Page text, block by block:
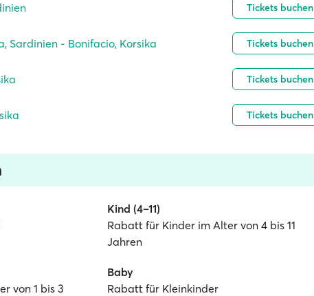
Tickets buchen
Sardinien - Bonifacio, Korsika Tickets buchen
Tickets buchen
Tickets buchen
Kind (4–11)
Rabatt für Kinder im Alter von 4 bis 11
Jahren
von 1 bis 3
Baby
Rabatt für Kleinkinder